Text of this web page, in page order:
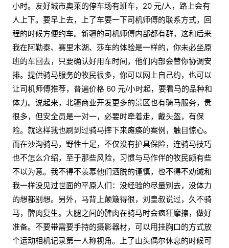
小时。友好城市奥莱的停车场有班车，20 元/人，路上会有
人上下。要早上去，上了车要一下司机师傅的联系方式，回
程的时候方便约车。新疆的司机师傅内部都有群，这和后来
我在阿勒泰、赛里木湖、莎车的体验是一样的，你未必坐原
班的车回去，只要确认好用车时间，他们内部会替你协调安
排。提供骑马服务的牧民很多，你可以网上自己约，也可以
让司机师傅推荐，普遍价格 60 元/小时起，要看马的品种和
体力。说起来，北疆商业开发更多的景区也有骑马服务，贵
很多，但安全员是一对一，必要时牵着走，戴头盔，有保
险。就这样我也刷到过骑马摔下来瘫痪的案例，触目惊心。
而在沙沟骑马，野性十足，不仅没有护具保险，连骑马技巧
也不怎么介绍，至于那些风险，习惯与马作伴的牧民颇有些
不以为意。我不得不羡慕他们洒脱的谨慎，也不得不劝诫和
我一样没见过世面的平原人们：没经验的尽量别去，没体力
的想都别想。另外，马背上颠簸得很，刘皇叔说过，久不骑
马，髀肉复生。大腿之间的髀肉在骑马时会疯狂摩擦，做好
准备。不要带需要手持的摄影器材，可以用挂胸口的方式放
个运动相机记录第一人称视角。上了山头偶尔休息的时候可